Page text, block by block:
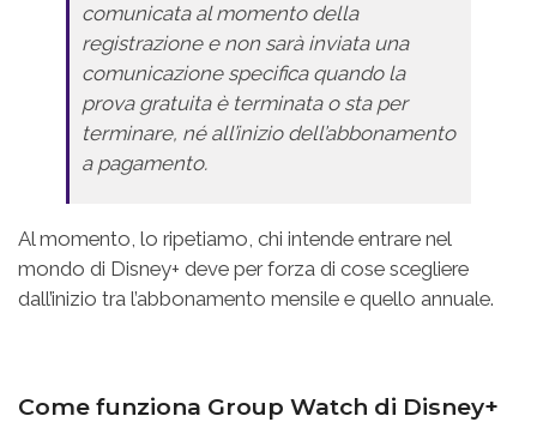
comunicata al momento della
registrazione e non sarà inviata una
comunicazione specifica quando la
prova gratuita è terminata o sta per
terminare, né all’inizio dell’abbonamento
a pagamento.
Al momento, lo ripetiamo, chi intende entrare nel
mondo di Disney+ deve per forza di cose scegliere
dall’inizio tra l’abbonamento mensile e quello annuale.
Come funziona Group Watch di Disney+